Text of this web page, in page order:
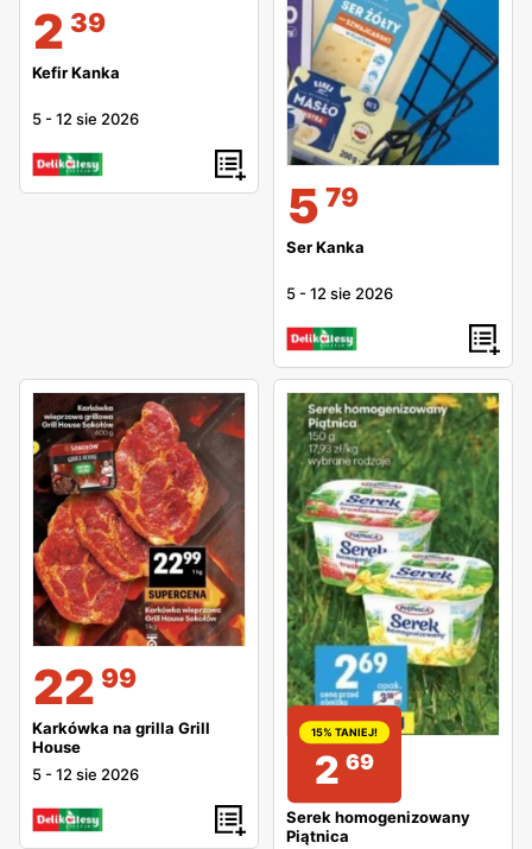
2 39
Kefir Kanka
5 -12 sie 2026
5 79
Ser Kanka
5 -12 sie 2026
22 99
Karkówka na grilla Grill
House
5 -12 sie 2026
15% TANIEJ!
2 69
Serek homogenizowany
Piątnica